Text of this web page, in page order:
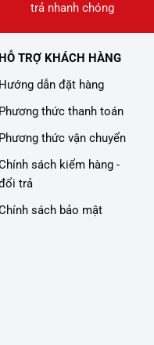
trả nhanh chóng
HỖ TRỢ KHÁCH HÀNG
Hướng dẫn đặt hàng
Phương thức thanh toán
Phương thức vận chuyển
sách kiểm hàng -
trả
sách bảo mật